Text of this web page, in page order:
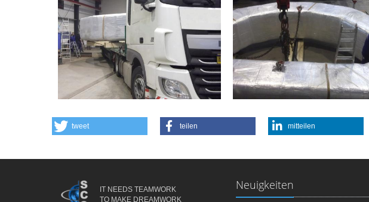
tweet teilen mitteilen
IT NEEDS TEAMWORK
TO MAKE DREAMWORK
Neuigkeiten